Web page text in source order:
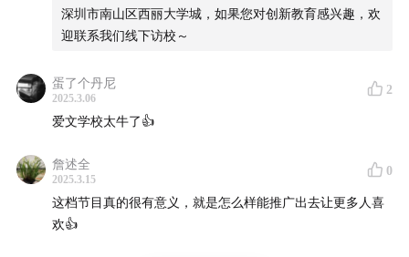
青春期孩子的自我同一性
32:22 从孩子的兴趣爱好出发，支持并帮助TA找到终其一
热爱的领域
38:39 合作优于竞争
给家长的小建议：关注自身与伴侣，为孩子营造健
康环境
深圳市南山区西丽大学城，如果您对创新教育感兴趣，欢
迎联系我们线下访校～
蛋了个丹尼
2025.3.06
2
爱文学校太牛了👍
詹述全
2025.3.15
0
这档节目真的很有意义，就是怎么样能推广出去让更多人喜
欢👍